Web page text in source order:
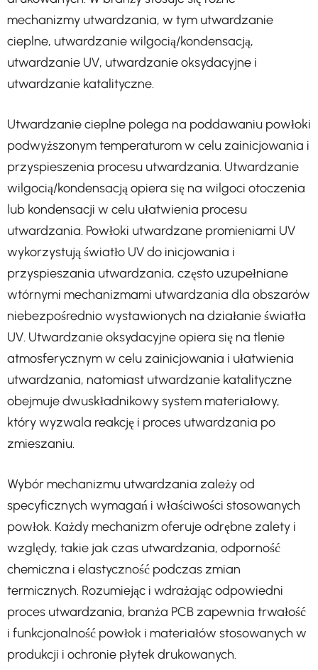
mechanizmy utwardzania, w tym utwardzanie
cieplne, utwardzanie wilgocią/kondensacją,
utwardzanie UV, utwardzanie oksydacyjne i
utwardzanie katalityczne.
Utwardzanie cieplne polega na poddawaniu powłoki
podwyższonym temperaturom w celu zainicjowania i
przyspieszenia procesu utwardzania. Utwardzanie
wilgocią/kondensacją opiera się na wilgoci otoczenia
lub kondensacji w celu ułatwienia procesu
utwardzania. Powłoki utwardzane promieniami UV
wykorzystują światło UV do inicjowania i
przyspieszania utwardzania, często uzupełniane
wtórnymi mechanizmami utwardzania dla obszarów
niebezpośrednio wystawionych na działanie światła
UV. Utwardzanie oksydacyjne opiera się na tlenie
atmosferycznym w celu zainicjowania i ułatwienia
utwardzania, natomiast utwardzanie katalityczne
obejmuje dwuskładnikowy system materiałowy,
który wyzwala reakcję i proces utwardzania po
zmieszaniu.
Wybór mechanizmu utwardzania zależy od
specyficznych wymagań i właściwości stosowanych
powłok. Każdy mechanizm oferuje odrębne zalety i
względy, takie jak czas utwardzania, odporność
chemiczna i elastyczność podczas zmian
termicznych. Rozumiejąc i wdrażając odpowiedni
proces utwardzania, branża PCB zapewnia trwałość
i funkcjonalność powłok i materiałów stosowanych w
produkcji i ochronie płytek drukowanych.